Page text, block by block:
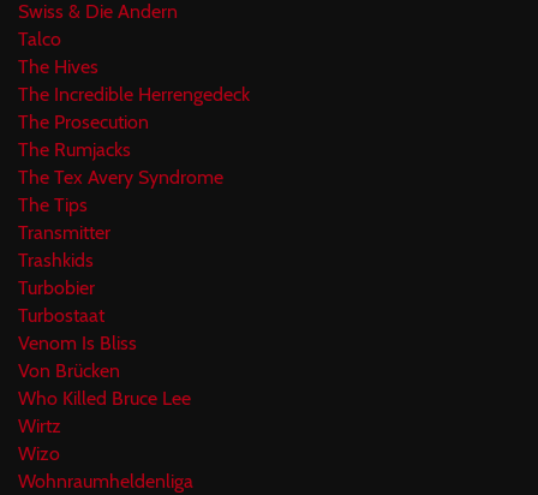
Swiss & Die Andern
Talco
The Hives
The Incredible Herrengedeck
The Prosecution
The Rumjacks
The Tex Avery Syndrome
The Tips
Transmitter
Trashkids
Turbobier
Turbostaat
Venom Is Bliss
Von Brücken
Who Killed Bruce Lee
Wirtz
Wizo
Wohnraumheldenliga